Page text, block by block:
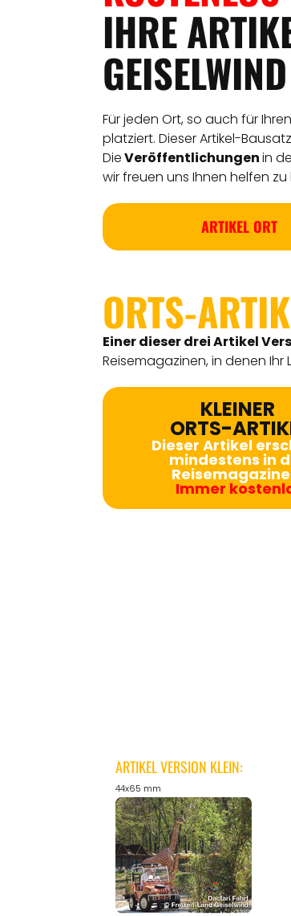
IHRE
GEISELWIND
Für jeden Ort, so auch für
platziert. Dieser Artikel-
DieVeröffentlichungenin
wir freuen uns Ihnen helfen zu
ARTIKEL ORT
ORTS-
Einer dieser drei Artikel
Reisemagazinen, in denen Ihr
KLEINER
ORTS-
Dieser Artikel
mindestens in
Immer
ARTIKEL VERSION KLEIN:
44x65 mm